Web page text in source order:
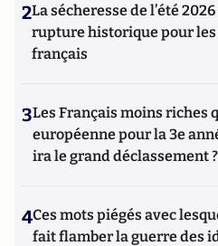
2La sécheresse de l’été
rupture historique pour
français
3Les Français moins riches
européenne pour la 3e
ira le grand déclassement ?
4Ces mots piégés avec
fait flamber la guerre des